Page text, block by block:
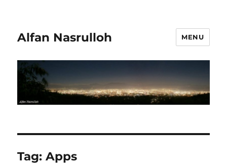
Alfan Nasrulloh MENU
Tag:Apps